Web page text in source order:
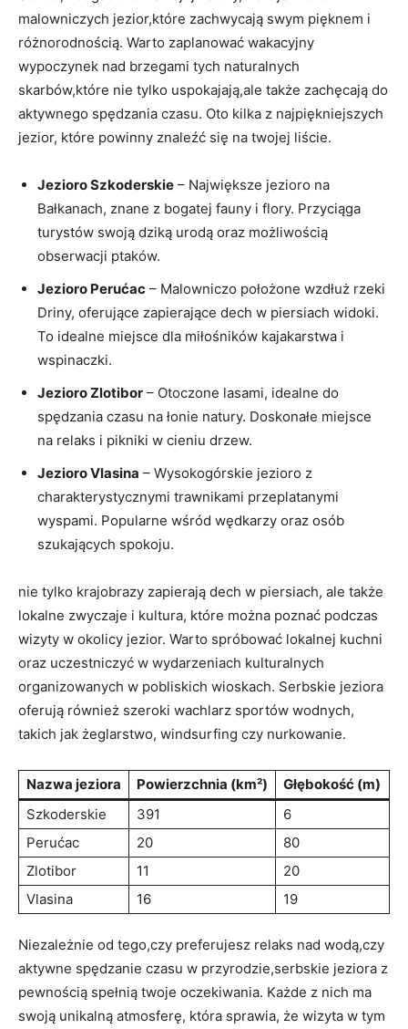
⁣malowniczych jezior,które‍ zachwycają swym pięknem i
⁣różnorodnością. Warto zaplanować wakacyjny
wypoczynek nad brzegami tych naturalnych​
skarbów,które‍ nie tylko uspokajają,ale ⁤także zachęcają do
aktywnego ‍spędzania⁤ czasu. Oto kilka z najpiękniejszych
jezior, które ⁢powinny znaleźć⁣ się‌ na twojej liście.
Jezioro ⁢Szkoderskie – Największe jezioro na‌
Bałkanach, znane z bogatej‍ fauny i flory. Przyciąga
turystów swoją dziką​ urodą oraz możliwością
obserwacji ptaków.
Jezioro Perućac – Malowniczo położone wzdłuż rzeki
‌Driny, oferujące zapierające⁢ dech​ w piersiach widoki.
To ​idealne miejsce ⁤dla ‍miłośników kajakarstwa i
wspinaczki.
Jezioro Zlotibor – Otoczone lasami, idealne do
spędzania czasu ⁣na⁤ łonie natury. Doskonałe ⁢miejsce‍
na relaks i⁤ pikniki​ w cieniu drzew.
Jezioro Vlasina – Wysokogórskie jezioro z
charakterystycznymi trawnikami ⁣przeplatanymi
wyspami. ​Popularne ‍wśród wędkarzy oraz osób
szukających spokoju.
nie tylko krajobrazy zapierają dech ⁢w piersiach, ale także
lokalne zwyczaje i kultura, które można poznać podczas
wizyty w okolicy jezior. ⁢Warto spróbować ‌lokalnej kuchni⁢
oraz uczestniczyć w wydarzeniach kulturalnych
organizowanych w pobliskich wioskach. ‌Serbskie jeziora ​
oferują również ⁣szeroki wachlarz⁢ sportów wodnych,
takich ‍jak żeglarstwo, windsurfing czy nurkowanie.
Nazwa jeziora Powierzchnia ‍(km²)
Głębokość (m)
Szkoderskie
391
6
Perućac
20
80
Zlotibor
11
20
Vlasina
16 19
Niezależnie ⁤od tego,czy preferujesz relaks nad wodą,czy
aktywne spędzanie ⁢czasu ⁢w przyrodzie,serbskie jeziora z‌
pewnością spełnią twoje oczekiwania. Każde z⁢ nich ma
swoją⁣ unikalną atmosferę,⁢ która sprawia, że wizyta‌ w tym